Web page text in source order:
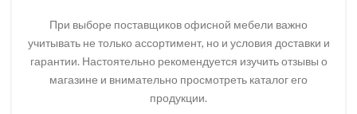
При выборе поставщиков офисной мебели важно
учитывать не только ассортимент, но и условия доставки и
гарантии. Настоятельно рекомендуется изучить отзывы о
магазине и внимательно просмотреть каталог его
продукции.